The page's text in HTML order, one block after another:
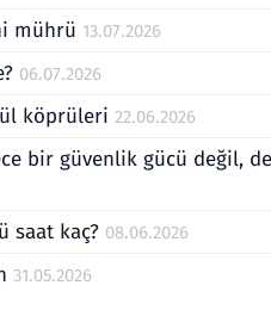
mührü 13.07.2026
06.07.2026
köprüleri22.06.2026
bir güvenlik gücü değil,
saat kaç? 08.06.2026
31.05.2026